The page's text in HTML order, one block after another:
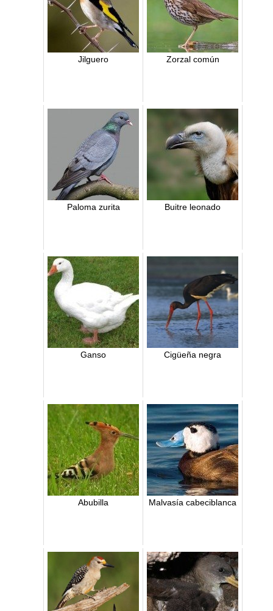
Jilguero Zorzal común
Paloma zurita Buitre leonado
Ganso Cigüeña negra
Abubilla Malvasía cabeciblanca